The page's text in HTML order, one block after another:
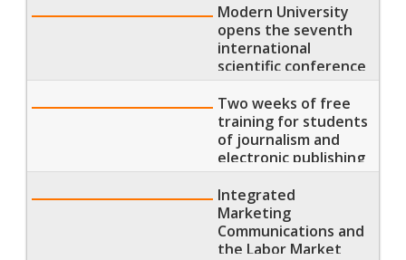
Modern University
opens the seventh
international
scientific conference
of the Faculty of
Mass Communication
entitled “Media,
Tourism
Development and
Heritage Protection”
Two weeks of free
training for students
of journalism and
electronic publishing
at Al-Gomhouria
newspaper
Integrated
Marketing
Communications and
the Labor Market